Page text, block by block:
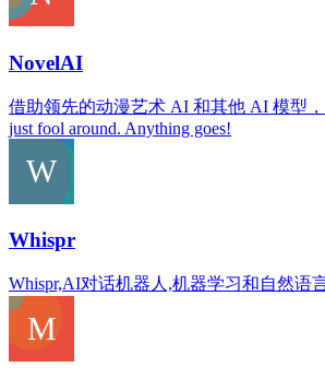
NovelAI
借助领先的动漫艺术 AI 和其他 AI 模型，
just fool around. Anything goes!
Whispr
Whispr,AI对话机器人,机器学习和自然语